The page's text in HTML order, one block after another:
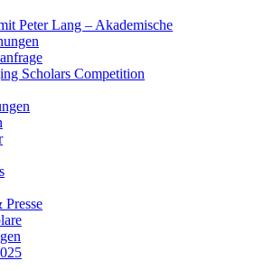
Peter Lang – Akademische
Scholars Competition